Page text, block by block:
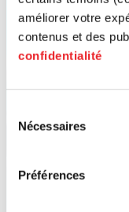
améliorer votre
contenus et des
confidentialité
Nécessaires
Préférences